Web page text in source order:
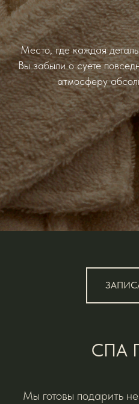
Место, где каждая
Вы забыли о суете
атмосферу
СПА
Мы готовы подарить